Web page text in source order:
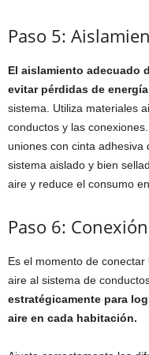
Paso 5:
El aislamiento adecuado
evitar pérdidas de energía
sistema. Utiliza materiales
conductos y las
uniones con cinta adhesiva
sistema aislado y bien
aire y reduce el consumo
Paso 6:
Es el momento de
aire al sistema de
estratégicamente para
aire en cada habitación.